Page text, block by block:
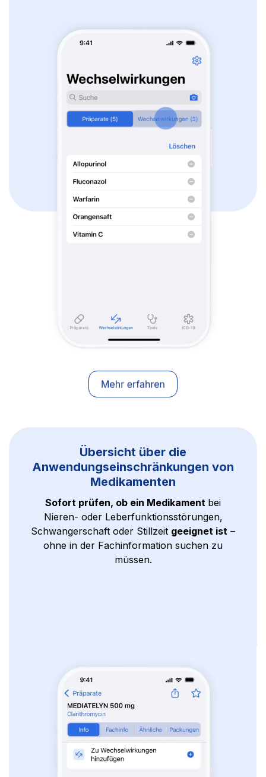
Übersicht über die
Anwendungseinschränkungen von
Medikamenten
Sofort prüfen, ob ein Medikament bei
Nieren- oder Leberfunktionsstörungen,
Schwangerschaft oder Stillzeit geeignet ist –
ohne in der Fachinformation suchen zu
müssen.